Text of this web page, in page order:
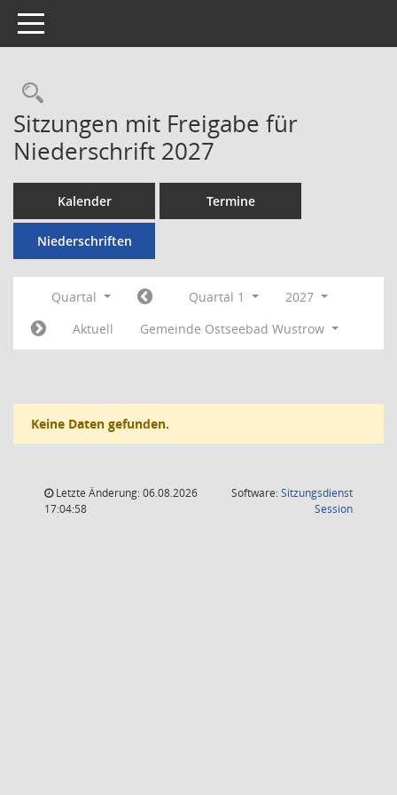
Toggle navigation
Rechercheauswahl
Sitzungen mit Freigabe für
Niederschrift 2027
Kalender Termine
Niederschriften
Quartal Quartal 1
2027
Aktuell
Gemeinde Ostseebad Wustrow
Keine Daten gefunden.
Letzte Änderung: 06.08.2026
17:04:58
Software:Sitzungsdienst
Session(Wird in